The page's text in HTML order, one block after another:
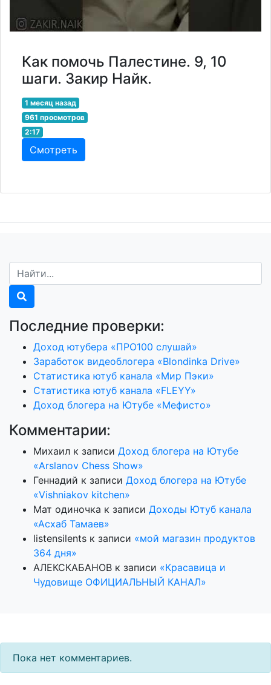
Как помочь Палестине. 9, 10
шаги. Закир Найк.
1 месяц назад
961 просмотров
2:17
Смотреть
Последние проверки:
Доход ютубера «ПРО100 слушай»
Заработок видеоблогера «Blondinka Drive»
Статистика ютуб канала «Мир Пэки»
Статистика ютуб канала «FLEYY»
Доход блогера на Ютубе «Мефисто»
Комментарии:
Михаил к записи Доход блогера на Ютубе
«Arslanov Chess Show»
Геннадий к записи Доход блогера на Ютубе
«Vishniakov kitchen»
Мат одиночка к записи Доходы Ютуб канала
«Асхаб Тамаев»
listensilents к записи «мой магазин продуктов
364 дня»
АЛЕКСКАБАНОВ к записи «Красавица и
Чудовище ОФИЦИАЛЬНЫЙ КАНАЛ»
Пока нет комментариев.